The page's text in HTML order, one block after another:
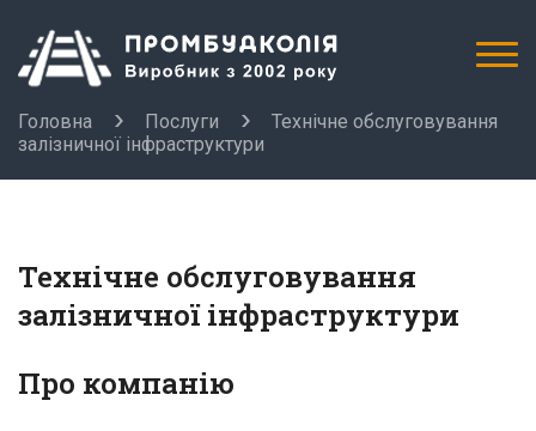
Головна Послуги
Технічне обслуговування
залізничної інфраструктури
Технічне обслуговування
залізничної інфраструктури
Про компанію